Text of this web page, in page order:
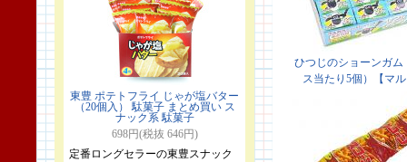
東豊 ポテトフライ じゃが塩バター
（20個入） 駄菓子 まとめ買い ス
ナック系 駄菓子
698円(税抜 646円)
定番ロングセラーの東豊スナック